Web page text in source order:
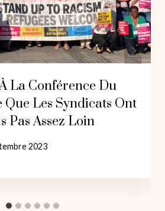
La Conférence Du
Les Syndicats Ont
Pas Assez Loin
2023